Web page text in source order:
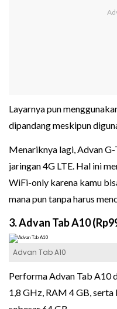
Layarnya pun
dipandang meskipun
Menariknya lagi, Advan
jaringan 4G LTE. Hal ini
WiFi-only karena kamu
mana pun tanpa harus
3. Advan Tab A10
Advan Tab A10
Performa Advan Tab A10
1,8 GHz, RAM 4 GB,